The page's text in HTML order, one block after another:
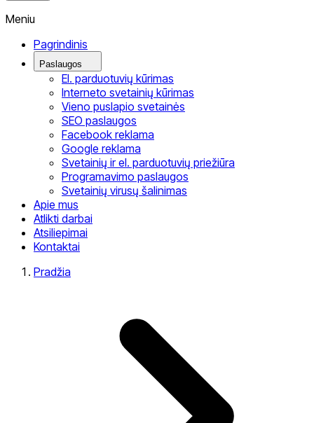
Meniu
Pagrindinis
Paslaugos
El. parduotuvių kūrimas
Interneto svetainių kūrimas
Vieno puslapio svetainės
SEO paslaugos
Facebook reklama
Google reklama
Svetainių ir el. parduotuvių priežiūra
Programavimo paslaugos
Svetainių virusų šalinimas
Apie mus
Atlikti darbai
Atsiliepimai
Kontaktai
Pradžia